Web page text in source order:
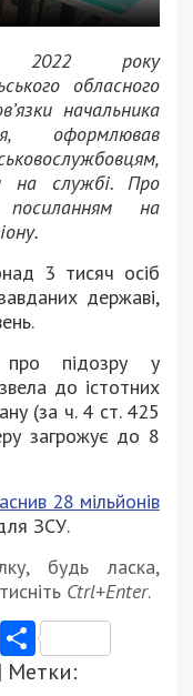
2022 року
обласного
начальника
оформлював
на службі. Про
на
3 тисяч осіб
державі,
про підозру у
до істотних
(за ч. 4 ст. 425
загрожує до 8
28 мільйонів
ЗСУ.
будь ласка,
Ctrl+Enter.
Email
| Метки: